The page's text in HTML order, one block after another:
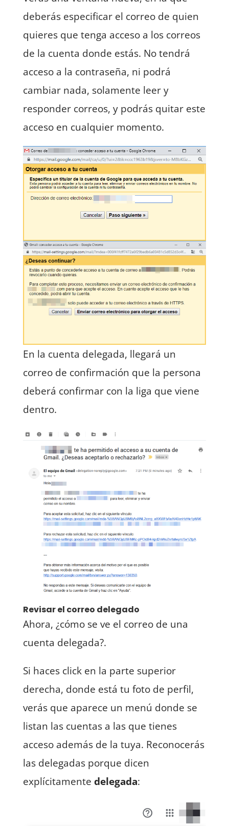
deberás especificar el correo de quien
quieres que tenga acceso a los correos
de la cuenta donde estás. No tendrá
acceso a la contraseña, ni podrá
cambiar nada, solamente leer y
responder correos, y podrás quitar este
acceso en cualquier momento.
En la cuenta delegada, llegará un
correo de confirmación que la persona
deberá confirmar con la liga que viene
dentro.
Revisar el correo delegado
Ahora, ¿cómo se ve el correo de una
cuenta delegada?.
Si haces click en la parte superior
derecha, donde está tu foto de perfil,
verás que aparece un menú donde se
listan las cuentas a las que tienes
acceso además de la tuya. Reconocerás
las delegadas porque dicen
explícitamente delegada: